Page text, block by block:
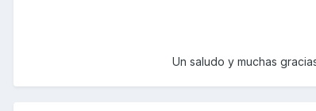
Un saludo y muchas